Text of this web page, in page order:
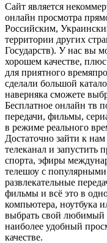
Сайт является
онлайн просмотра
Российским,
территории других
Государств). У нас вы
хорошем качестве,
для приятного
сделали большой
наверняка сможете
Бесплатное онлайн тв
передачи, фильмы,
в режиме реального
Достаточно зайти к
телеканал и
спорта, эфиры
телешоу с
развлекательные
фильмы и всё это в
компьютера, ноутбука
выбрать свой любимый
наиболее удобный
качестве.